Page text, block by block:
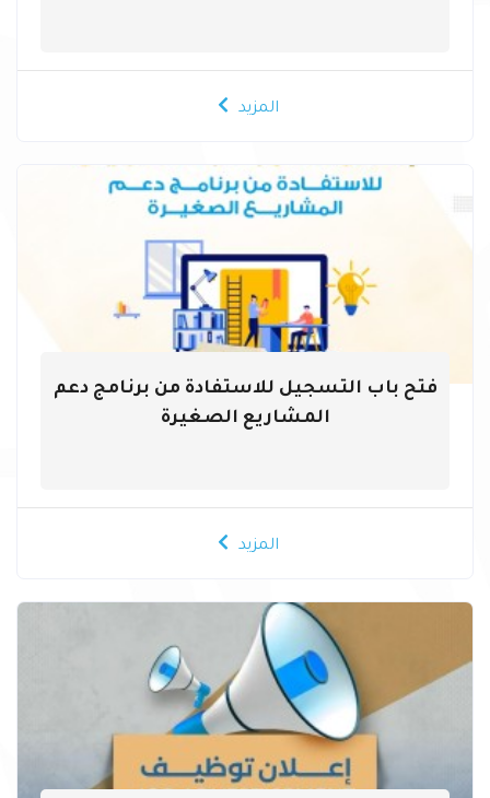
المزيد
فتح باب التسجيل للاستفادة من برنامج دعم
المشاريع الصغيرة
المزيد